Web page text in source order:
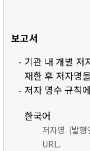
보고서
- 기관 내 개별 저
재한 후 저자명
- 저자 명수 규칙
한국어
저자명. (발행
URL.